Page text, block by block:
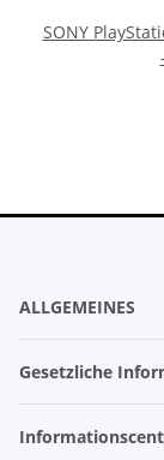
SONY
ALLGEMEINES
Gesetzliche